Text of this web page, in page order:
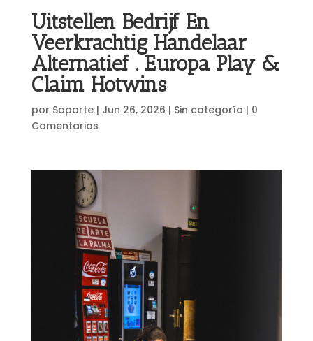
Uitstellen Bedrijf En
Veerkrachtig Handelaar
Alternatief . Europa Play &
Claim Hotwins
por Soporte| Jun 26, 2026 | Sin categoría | 0
Comentarios